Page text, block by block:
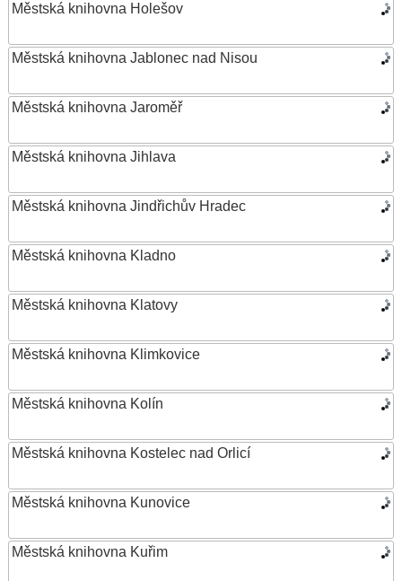
Městská knihovna Holešov
Městská knihovna Jablonec nad Nisou
Městská knihovna Jaroměř
Městská knihovna Jihlava
Městská knihovna Jindřichův Hradec
Městská knihovna Kladno
Městská knihovna Klatovy
Městská knihovna Klimkovice
Městská knihovna Kolín
Městská knihovna Kostelec nad Orlicí
Městská knihovna Kunovice
Městská knihovna Kuřim